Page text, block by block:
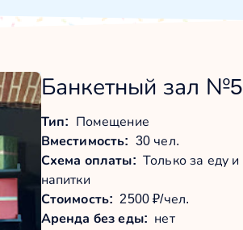
Банкетный зал №5
Тип:
Помещение
Вместимость: 30 чел.
Схема оплаты: Только за еду и
напитки
Стоимость: 2500 ₽/чел.
Аренда без еды: нет